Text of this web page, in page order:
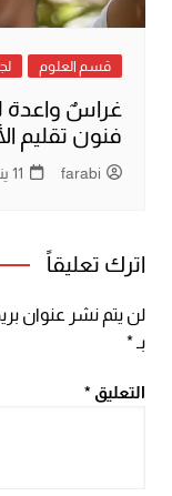
قسم العلوم
غراسٌ واعدة
فنون تقليم
farabi 11 يناير، 2026
اترك تعليقاً
لن يتم نشر عنوان
بـ*
التعليق *